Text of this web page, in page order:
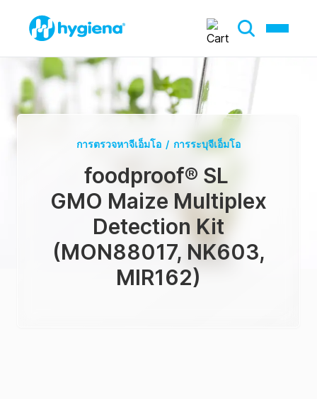
การตรวจหาจีเอ็มโอ / การระบุจีเอ็มโอ
foodproof® SL
GMO Maize Multiplex
Detection Kit
(MON88017, NK603,
MIR162)